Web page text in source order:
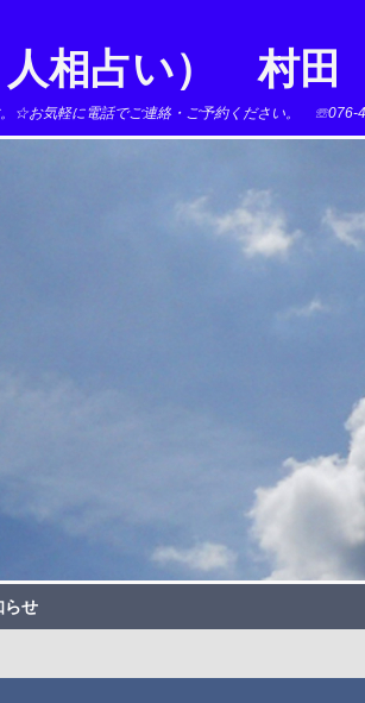
人相占い） 村田
。☆お気軽に電話でご連絡・ご予約ください。 ☏076-
らせ